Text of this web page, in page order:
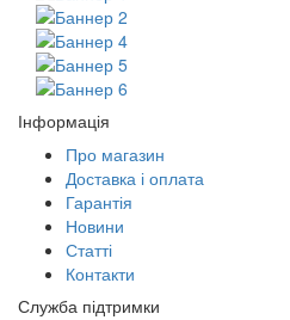
Інформація
Про магазин
Доставка і оплата
Гарантія
Новини
Статті
Контакти
Служба підтримки